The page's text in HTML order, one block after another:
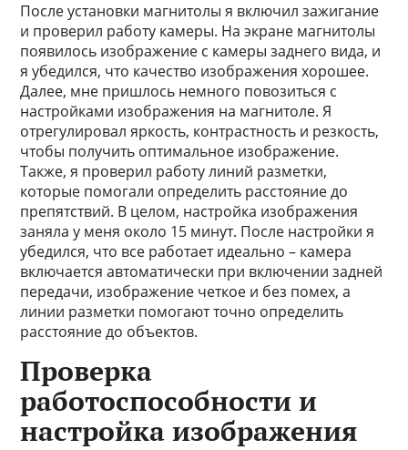
После установки магнитолы я включил зажигание
и проверил работу камеры. На экране магнитолы
появилось изображение с камеры заднего вида, и
я убедился, что качество изображения хорошее.
Далее, мне пришлось немного повозиться с
настройками изображения на магнитоле. Я
отрегулировал яркость, контрастность и резкость,
чтобы получить оптимальное изображение.
Также, я проверил работу линий разметки,
которые помогали определить расстояние до
препятствий. В целом, настройка изображения
заняла у меня около 15 минут. После настройки я
убедился, что все работает идеально – камера
включается автоматически при включении задней
передачи, изображение четкое и без помех, а
линии разметки помогают точно определить
расстояние до объектов.
Проверка
работоспособности и
настройка изображения